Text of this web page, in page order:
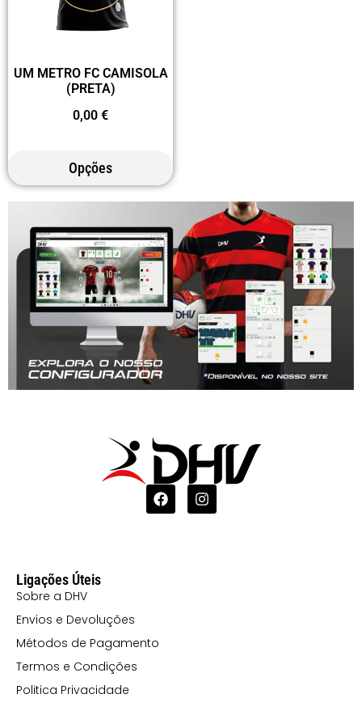
UM METRO FC CAMISOLA
(PRETA)
0,00 €
Opções
Ligações Úteis
Sobre a DHV
Envios e Devoluções
Métodos de Pagamento
Termos e Condições
Politica Privacidade